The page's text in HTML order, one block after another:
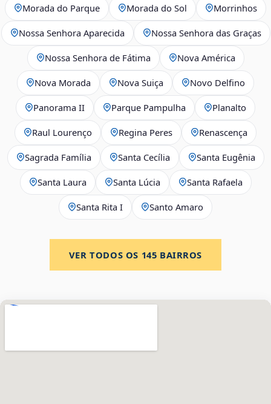
Morada do Parque Morada do Sol Morrinhos
Nossa Senhora Aparecida Nossa Senhora das Graças
Nossa Senhora de Fátima Nova América
Nova Morada Nova Suiça Novo Delfino
Panorama II Parque Pampulha Planalto
Raul Lourenço Regina Peres Renascença
Sagrada Família Santa Cecília Santa Eugênia
Santa Laura Santa Lúcia Santa Rafaela
Santa Rita I Santo Amaro
VER TODOS OS 145 BAIRROS